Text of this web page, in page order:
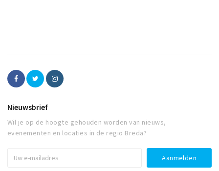
Nieuwsbrief
Wil je op de hoogte gehouden worden van nieuws,
evenementen en locaties in de regio Breda?